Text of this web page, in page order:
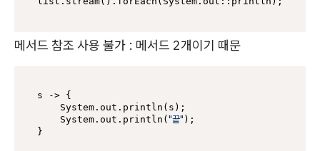
메서드 참조 사용 불가 : 메서드 2개이기 때문
s -> {
    System.out.println(s);
    System.out.println(
"끝" );